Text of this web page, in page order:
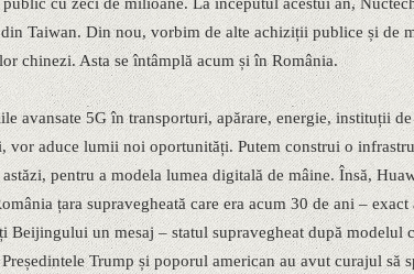
cu zeci de milioane. La începutul acestui an,
Taiwan. Din nou, vorbim de alte achiziții publice și de
chinezi. Asta se întâmplă acum și în România.
avansate 5G în transporturi, apărare, energie, instituții
vor aduce lumii noi oportunități. Putem construi o
astăzi, pentru a modela lumea digitală de mâine. Însă,
țara supravegheată care era acum 30 de ani –
Beijingului un mesaj – statul supravegheat după modelul
Trump și poporul american au avut curajul să